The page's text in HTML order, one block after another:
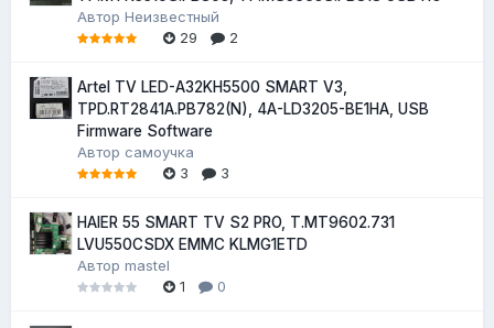
Автор Неизвестный
29
2
Artel TV LED-A32KH5500 SMART V3,
TPD.RT2841A.PB782(N), 4A-LD3205-BE1HA, USB
Firmware Software
Автор самоучка
3
3
HAIER 55 SMART TV S2 PRO, T.MT9602.731
LVU550CSDX EMMC KLMG1ETD
Автор mastel
1
0